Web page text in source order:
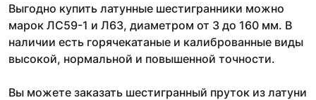
Выгодно купить латунные шестигранники можно
марок ЛС59-1 и Л63, диаметром от 3 до 160 мм. В
наличии есть горячекатаные и калиброванные виды
высокой, нормальной и повышенной точности.
Вы можете заказать шестигранный пруток из латуни